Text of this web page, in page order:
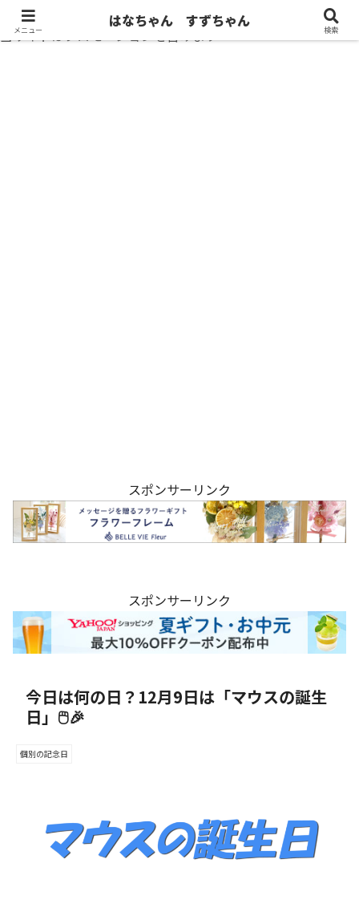
当サイトはプロモーションを含みます
スポンサーリンク
スポンサーリンク
今日は何の日？12月9日は「マウスの誕生
日」🖱️🎉
個別の記念日
メニュー
はなちゃん すずちゃん
検索